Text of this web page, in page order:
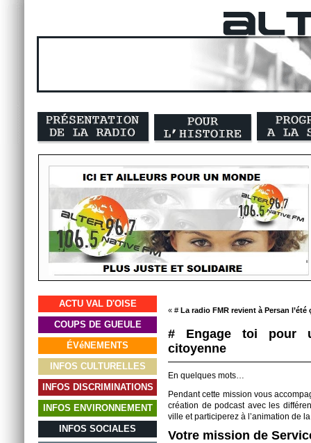
ACTU VAL D'OISE
COUPS DE GUEULE
ÉVéNEMENTS
INFOS CULTURELLES
INFOS DISCRIMINATIONS
INFOS ENVIRONNEMENT
INFOS SOCIALES
« # La radio FMR revient à Persan l’été
# Engage toi pour
citoyenne
En quelques mots…
Pendant cette mission vous
création de podcast avec les
ville et participerez à l’animation de
Votre mission de